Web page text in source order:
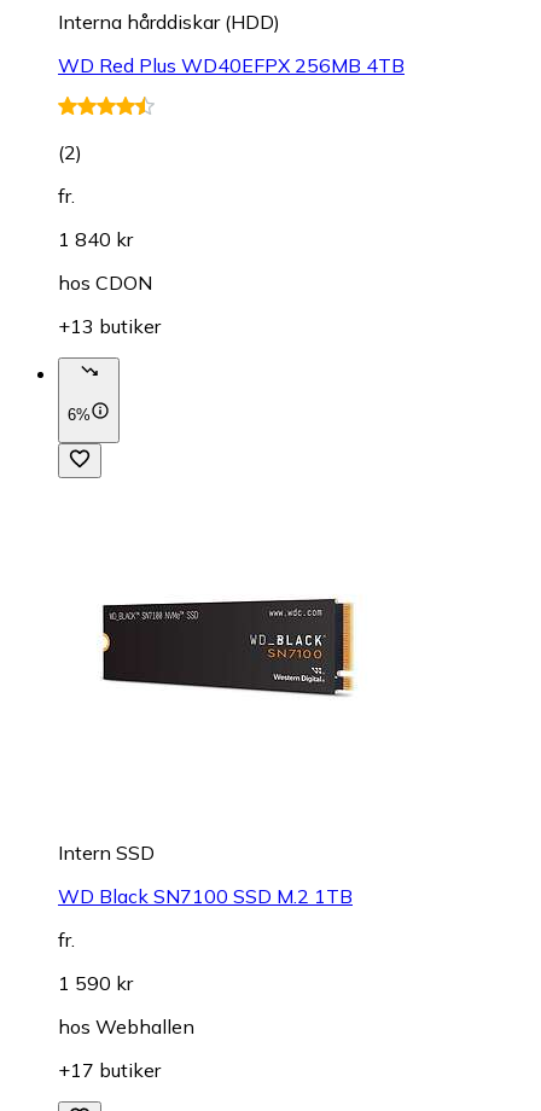
Interna hårddiskar (HDD)
WD Red Plus WD40EFPX 256MB 4TB
(2)
fr.
1 840 kr
hos CDON
+13 butiker
6%
Intern SSD
WD Black SN7100 SSD M.2 1TB
fr.
1 590 kr
hos Webhallen
+17 butiker